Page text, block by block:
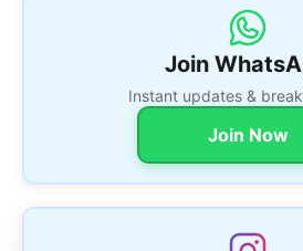
Join
Instant updates &
Join Now